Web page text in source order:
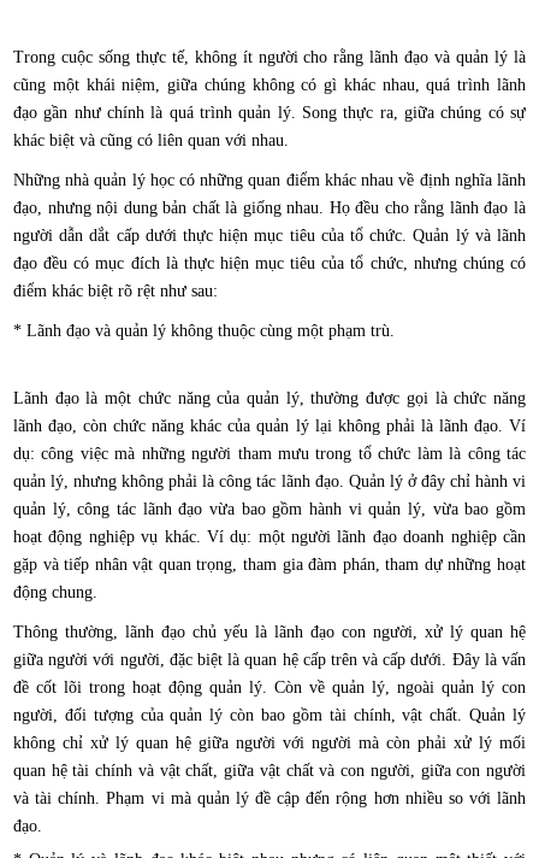
Trong cuộc sống thực tế, không ít người cho rằng lãnh đạo và quản lý là
cũng một khái niệm, giữa chúng không có gì khác nhau, quá trình lãnh
đạo gần như chính là quá trình quản lý. Song thực ra, giữa chúng có sự
khác biệt và cũng có liên quan với nhau.
Những nhà quản lý học có những quan điểm khác nhau về định nghĩa lãnh
đạo, nhưng nội dung bản chất là giống nhau. Họ đều cho rằng lãnh đạo là
người dẫn dắt cấp dưới thực hiện mục tiêu của tổ chức. Quản lý và lãnh
đạo đều có mục đích là thực hiện mục tiêu của tổ chức, nhưng chúng có
điểm khác biệt rõ rệt như sau:
* Lãnh đạo và quản lý không thuộc cùng một phạm trù.
Lãnh đạo là một chức năng của quản lý, thường được gọi là chức năng
lãnh đạo, còn chức năng khác của quản lý lại không phải là lãnh đạo. Ví
dụ: công việc mà những người tham mưu trong tổ chức làm là công tác
quản lý, nhưng không phải là công tác lãnh đạo. Quản lý ở đây chỉ hành vi
quản lý, công tác lãnh đạo vừa bao gồm hành vi quản lý, vừa bao gồm
hoạt động nghiệp vụ khác. Ví dụ: một người lãnh đạo doanh nghiệp cần
gặp và tiếp nhân vật quan trọng, tham gia đàm phán, tham dự những hoạt
động chung.
Thông thường, lãnh đạo chủ yếu là lãnh đạo con người, xử lý quan hệ
giữa người với người, đặc biệt là quan hệ cấp trên và cấp dưới. Đây là vấn
đề cốt lõi trong hoạt động quản lý. Còn về quản lý, ngoài quản lý con
người, đối tượng của quản lý còn bao gồm tài chính, vật chất. Quản lý
không chỉ xử lý quan hệ giữa người với người mà còn phải xử lý mối
quan hệ tài chính và vật chất, giữa vật chất và con người, giữa con người
và tài chính. Phạm vi mà quản lý đề cập đến rộng hơn nhiều so với lãnh
đạo.